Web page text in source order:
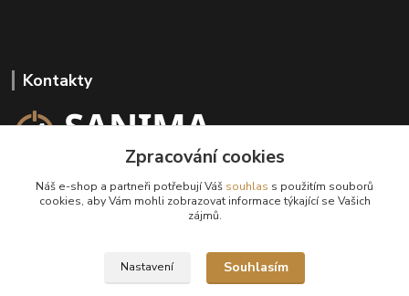
Kontakty
+420 602 647 136
(Po-Pá, 9-18 hod.)
Zpracování cookies
Náš e-shop a partneři potřebují Váš souhlas s použitím souborů
cookies, aby Vám mohli zobrazovat informace týkající se Vašich
zájmů.
Nastavení Souhlasím